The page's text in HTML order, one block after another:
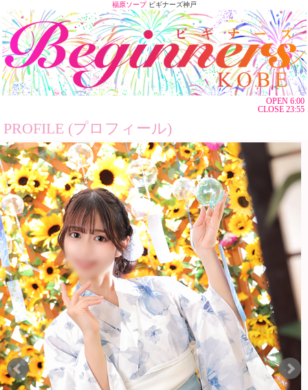
福原ソープ ビギナーズ神戸
OPEN 6:00
CLOSE 23:55
PROFILE (プロフィール)